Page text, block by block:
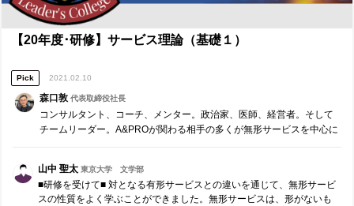
あるのだと思います。私は来月からコンサルタントになりますが、自
分自身が顧客に提供するのもOne to Oneのサービスであり、またクラ
イアントのサービスも多かれ少なかれOne to Oneの要素が必ずあるは
マーケティングの知識を活かしていきたいです。 ■研修講師（森口敦）
へのメッセージ ■ 私の学生生活最後の研修でした。今まで、日々のプ
ロジェクトと共に、毎月の研修をありがとうございました。今日学ん
だOne to Oneマーケティングには、あらゆるマーケティング手法の中
でも、顧客に価値提供したい、喜んでもらいたいという私の仕事のモ
ンサルタントのノウハウとしても学ぶことがたくさんありました。森
口先生のようにOne to Oneの関係を大事にし、周りの人間と豊かな関
係を築ける、そんなコンサルタントになれるよう、これからも前に進
【20年度･研修】サービス理論（基礎１）
Pick 2021.02.10
森口敦代表取締役社長
コンサルタント、コーチ、メンター。政治家、医師、経営者。そして
チームリーダー。A&PROが関わる相手の多くが無形サービスを中心に
山中 聖太東京大学 文学部
■研修を受けて■ 対となる有形サービスとの違いを通じて、無形サービ
スの性質をよく学ぶことができました。無形サービスは、形がないも